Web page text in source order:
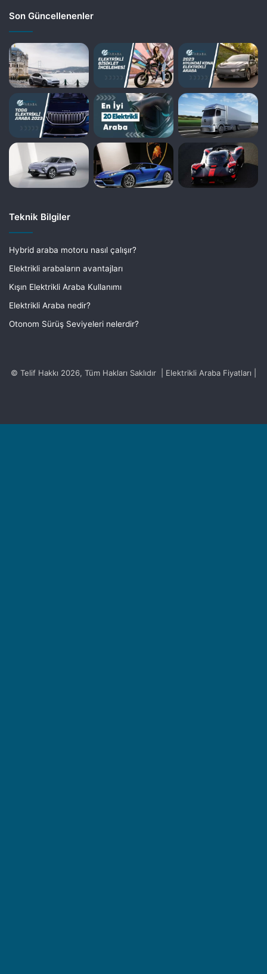
Son Güncellenenler
Teknik Bilgiler
Hybrid araba motoru nasıl çalışır?
Elektrikli arabaların avantajları
Kışın Elektrikli Araba Kullanımı
Elektrikli Araba nedir?
Otonom Sürüş Seviyeleri nelerdir?
© Telif Hakkı 2026, Tüm Hakları Saklıdır | Elektrikli Araba Fiyatları |